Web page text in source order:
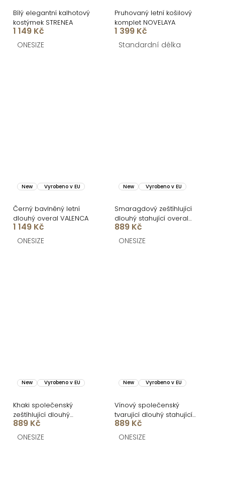
Bílý elegantní kalhotový
kostýmek STRENEA
1 149 Kč
ONESIZE
Pruhovaný letní košilový
komplet NOVELAYA
1 399 Kč
Standardní délka
New Vyrobeno v EU
Černý bavlněný letní
dlouhý overal VALENCA
1 149 Kč
ONESIZE
New Vyrobeno v EU
Smaragdový zeštíhlující
dlouhý stahující overal
TRISERA
889 Kč
ONESIZE
New Vyrobeno v EU
Khaki společenský
zeštíhlující dlouhý
stahující overal TRISERA
889 Kč
ONESIZE
New Vyrobeno v EU
Vínový společenský
tvarující dlouhý stahující
overal TRISERA
889 Kč
ONESIZE